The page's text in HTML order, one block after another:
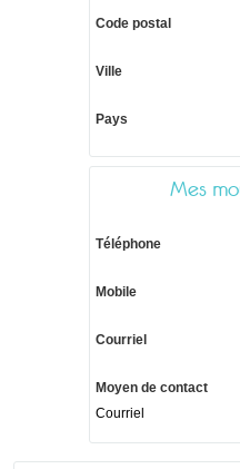
Code postal
Ville
Pays
Mes
Téléphone
Mobile
Courriel
Moyen de contact
Courriel